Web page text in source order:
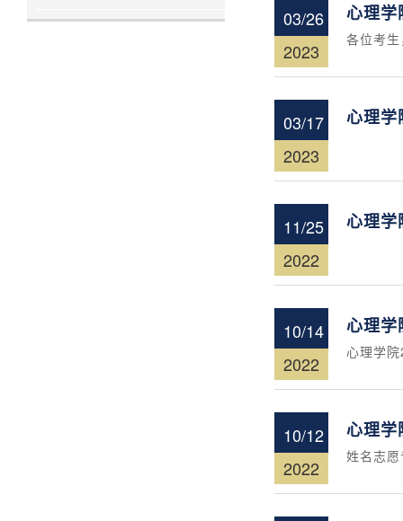
03/26
2023
心理学
各位考
03/17
2023
心理学
11/25
2022
心理学
10/14
2022
心理
心理学
10/12
2022
心理
姓名志